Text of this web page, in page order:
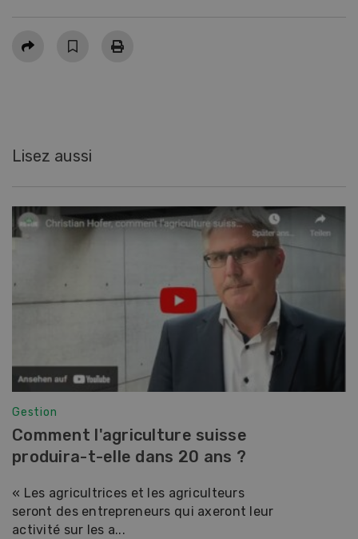
Partager
Lisez aussi
Gestion
Comment l'agriculture suisse
produira-t-elle dans 20 ans ?
« Les agricultrices et les agriculteurs
seront des entrepreneurs qui axeront leur
activité sur les a...